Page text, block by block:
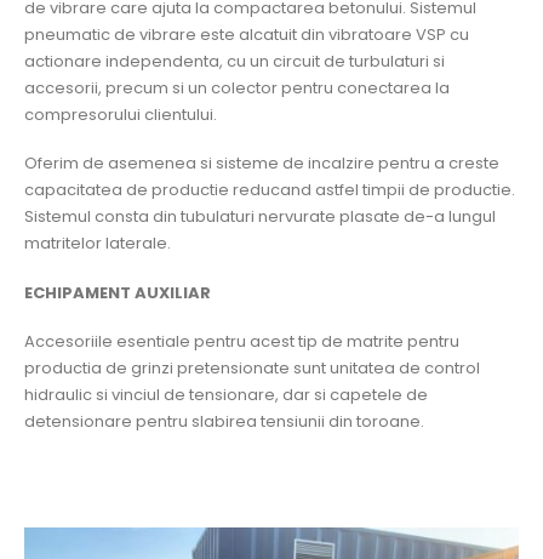
de vibrare care ajuta la compactarea betonului. Sistemul
pneumatic de vibrare este alcatuit din vibratoare VSP cu
actionare independenta, cu un circuit de turbulaturi si
accesorii, precum si un colector pentru conectarea la
compresorului clientului.
Oferim de asemenea si sisteme de incalzire pentru a creste
capacitatea de productie reducand astfel timpii de productie.
Sistemul consta din tubulaturi nervurate plasate de-a lungul
matritelor laterale.
ECHIPAMENT AUXILIAR
Accesoriile esentiale pentru acest tip de matrite pentru
productia de grinzi pretensionate sunt unitatea de control
hidraulic si vinciul de tensionare, dar si capetele de
detensionare pentru slabirea tensiunii din toroane.